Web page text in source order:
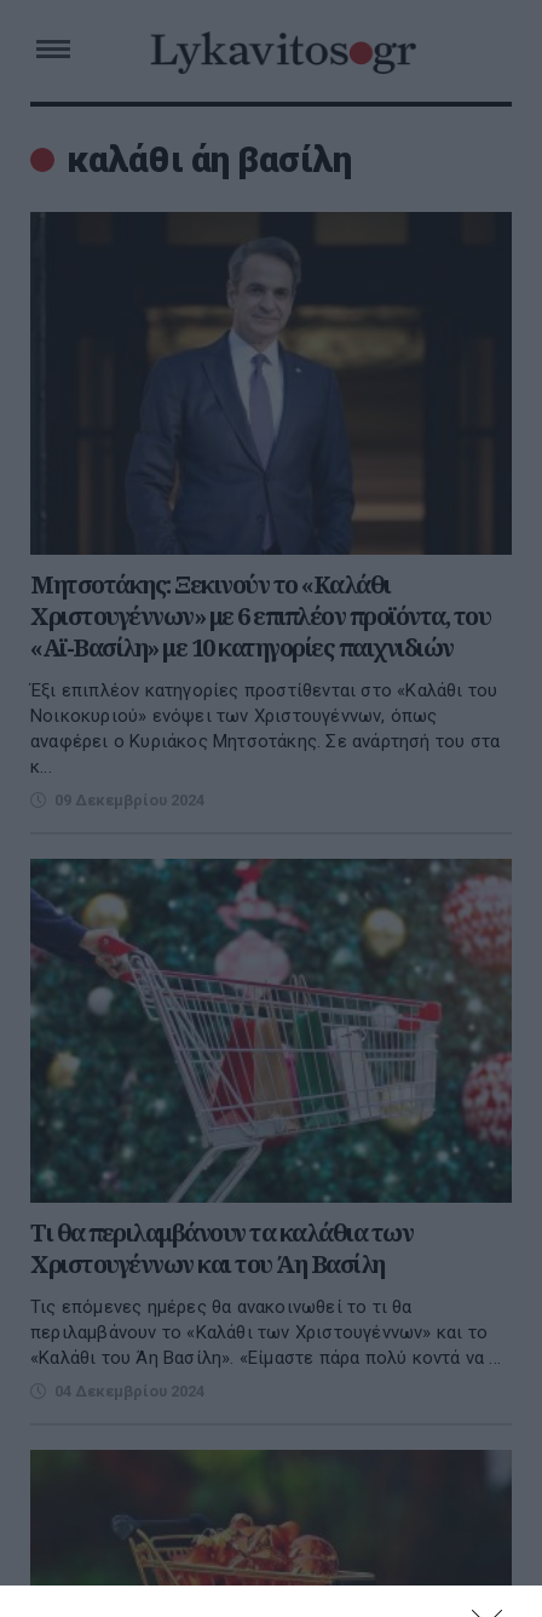
καλάθι άη βασίλη
Μητσοτάκης: Ξεκινούν το «Καλάθι
Χριστουγέννων» με 6 επιπλέον προϊόντα, του
«Αϊ-Βασίλη» με 10 κατηγορίες παιχνιδιών
Έξι επιπλέον κατηγορίες προστίθενται στο «Καλάθι του
Νοικοκυριού» ενόψει των Χριστουγέννων, όπως
αναφέρει ο Κυριάκος Μητσοτάκης. Σε ανάρτησή του στα
κ...
09 Δεκεμβρίου 2024
Τι θα περιλαμβάνουν τα καλάθια των
Χριστουγέννων και του Άη Βασίλη
Τις επόμενες ημέρες θα ανακοινωθεί το τι θα
περιλαμβάνουν το «Καλάθι των Χριστουγέννων» και το
«Καλάθι του Άη Βασίλη». «Είμαστε πάρα πολύ κοντά να ...
04 Δεκεμβρίου 2024